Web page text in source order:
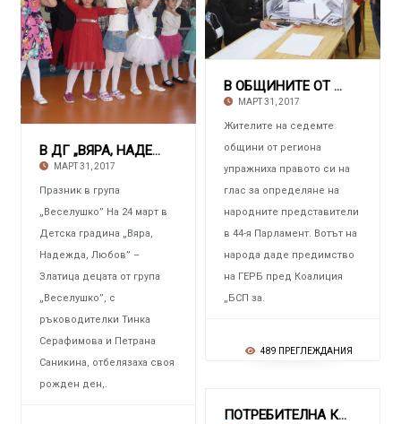
В ОБЩИНИТЕ ОТ РАЙОНА В 3 печели ГЕРБ, в 4 –
МАРТ 31, 2017
Жителите на седемте
общини от региона
упражниха правото си на
глас за определяне на
народните представители
в 44-я Парламент. Вотът на
народа даде предимство
на ГЕРБ пред Коалиция
„БСП за.
489 ПРЕГЛЕЖДАНИЯ
В ДГ „ВЯРА, НАДЕЖДА, ЛЮБОВ“ – ЗЛАТИЦА
МАРТ 31, 2017
Празник в група
„Веселушко” На 24 март в
Детска градина „Вяра,
Надежда, Любов” –
Златица децата от група
„Веселушко”, с
ръководителки Тинка
Серафимова и Петрана
Саникина, отбелязаха своя
рожден ден,.
ПОТРЕБИТЕЛНА КООПЕРАЦИЯ „ЗЛАТИЦА-91“